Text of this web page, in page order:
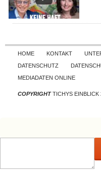
HOME KONTAKT
DATENSCHUTZ
MEDIADATEN ONLINE
COPYRIGHTTICHYS EINBLICK